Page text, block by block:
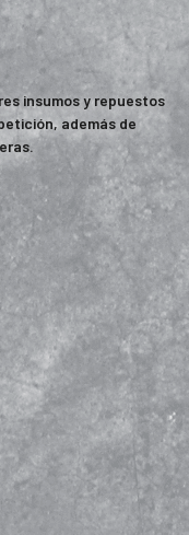
insumos y repuestos
además de